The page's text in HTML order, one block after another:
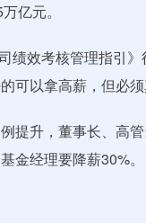
亿元。
绩效考核管理指引
可以拿高薪，但必
提升，董事长、高
金经理要降薪30%。